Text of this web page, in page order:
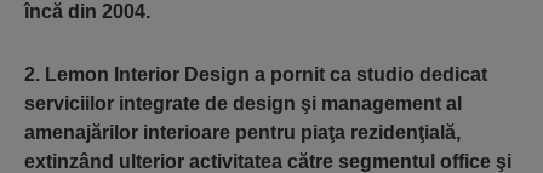
încă din 2004.
2. Lemon Interior Design a pornit ca studio dedicat
serviciilor integrate de design şi management al
amenajărilor interioare pentru piaţa rezidenţială,
extinzând ulterior activitatea către segmentul office şi